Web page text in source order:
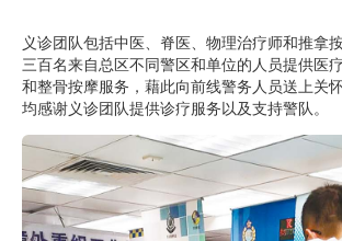
义诊团队包括中医、脊医、物理治疗师和推拿
三百名来自总区不同警区和单位的人员提供医
和整骨按摩服务，藉此向前线警务人员送上关
均感谢义诊团队提供诊疗服务以及支持警队。